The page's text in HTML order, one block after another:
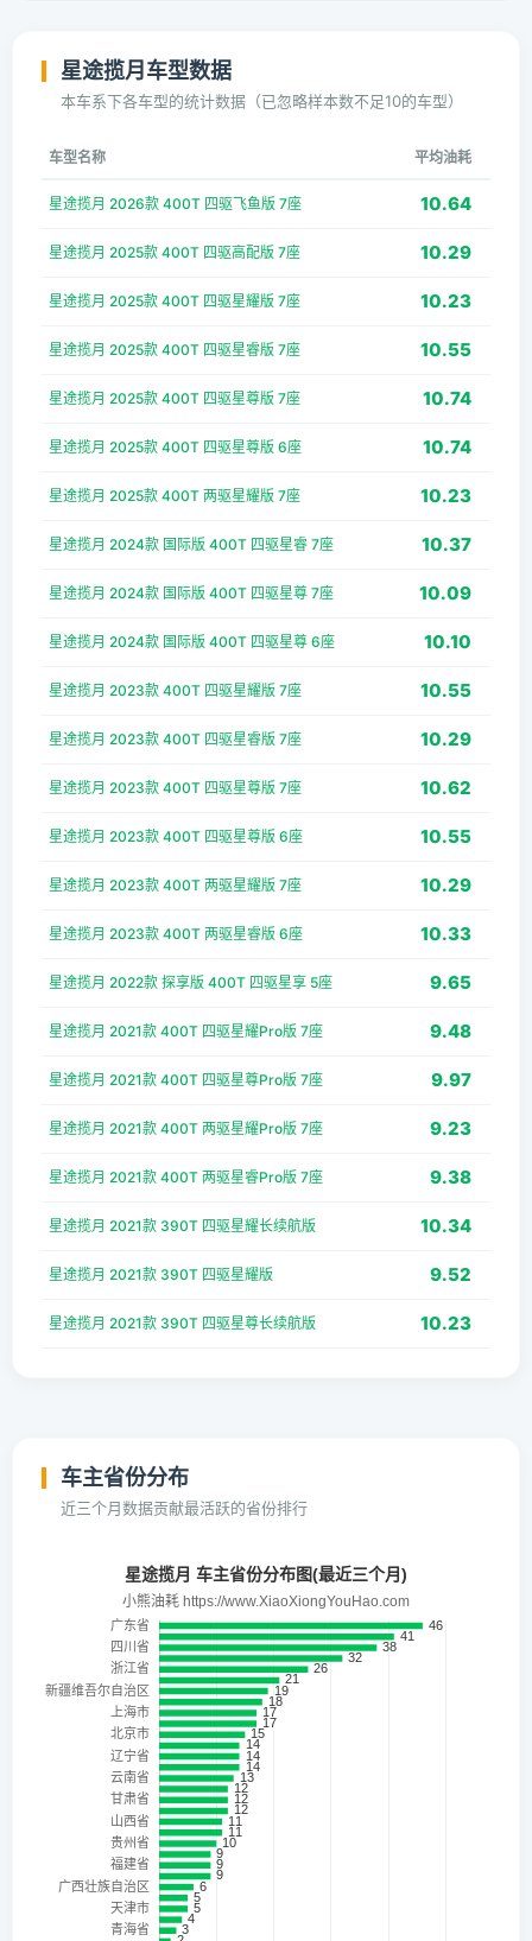
星途揽月车型数据
本车系下各车型的统计数据（已忽略样本数不足10的车型）
车型名称 平均油耗
星途揽月 2026款 400T 四驱飞鱼版 7座 10.64
星途揽月 2025款 400T 四驱高配版 7座 10.29
星途揽月 2025款 400T 四驱星耀版 7座 10.23
星途揽月 2025款 400T 四驱星睿版 7座 10.55
星途揽月 2025款 400T 四驱星尊版 7座 10.74
星途揽月 2025款 400T 四驱星尊版 6座 10.74
星途揽月 2025款 400T 两驱星耀版 7座 10.23
星途揽月 2024款 国际版 400T 四驱星睿 7座 10.37
星途揽月 2024款 国际版 400T 四驱星尊 7座 10.09
星途揽月 2024款 国际版 400T 四驱星尊 6座 10.10
星途揽月 2023款 400T 四驱星耀版 7座 10.55
星途揽月 2023款 400T 四驱星睿版 7座 10.29
星途揽月 2023款 400T 四驱星尊版 7座 10.62
星途揽月 2023款 400T 四驱星尊版 6座 10.55
星途揽月 2023款 400T 两驱星耀版 7座 10.29
星途揽月 2023款 400T 两驱星睿版 6座 10.33
星途揽月 2022款 探享版 400T 四驱星享 5座 9.65
星途揽月 2021款 400T 四驱星耀Pro版 7座 9.48
星途揽月 2021款 400T 四驱星尊Pro版 7座 9.97
星途揽月 2021款 400T 两驱星耀Pro版 7座 9.23
星途揽月 2021款 400T 两驱星睿Pro版 7座 9.38
星途揽月 2021款 390T 四驱星耀长续航版 10.34
星途揽月 2021款 390T 四驱星耀版 9.52
星途揽月 2021款 390T 四驱星尊长续航版 10.23
车主省份分布
近三个月数据贡献最活跃的省份排行